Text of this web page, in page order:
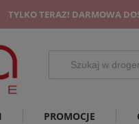
TYLKO TERAZ! DARMOWA
PROMOCJE